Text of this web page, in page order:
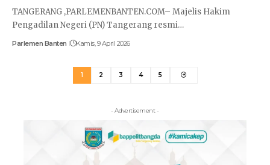
TANGERANG ,PARLEMENBANTEN.COM– Majelis Hakim
Pengadilan Negeri (PN) Tangerang resmi…
Parlemen Banten Kamis, 9 April 2026
1 2 3 4 5
- Advertisement -